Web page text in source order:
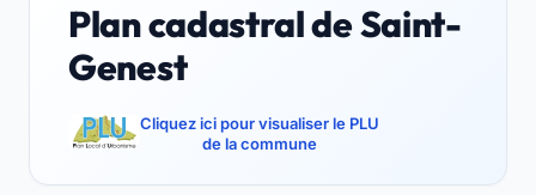
Plan cadastral de Saint-
Genest
Cliquez ici pour visualiser le PLU
de la commune